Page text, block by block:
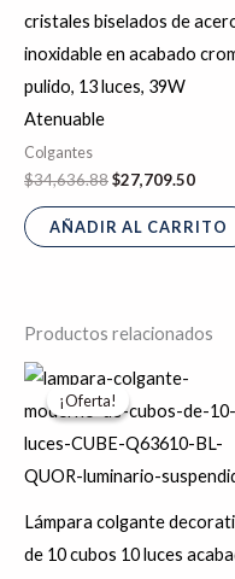
cristales biselados de
inoxidable en acabado
pulido, 13 luces, 39W
Atenuable
Colgantes
$34,636.88$27,709.50
AÑADIR AL CARRITO
Productos relacionados
¡Oferta!
¡Oferta!
Lámpara colgante
de 10 cubos 10 luces
precio
original
$19,328.46.
actual